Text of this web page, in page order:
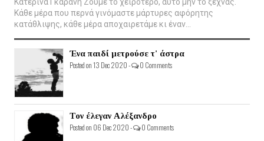
Κάθε μέρα που περνά γινόμαστε μάρτυρες αφόρητης
κατάθλιψης, κάθε μέρα αποχαιρετάμε κι έναν...
Ένα παιδί μετρούσε τ' άστρα
Posted on 13 Dec 2020 - 0 Comments
Τον έλεγαν Αλέξανδρο
Posted on 06 Dec 2020 - 0 Comments